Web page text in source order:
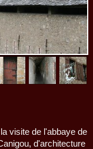
visite de l'abbaye de
d'architecture